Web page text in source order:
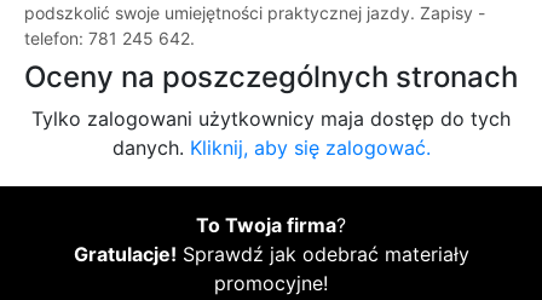
podszkolić swoje umiejętności praktycznej jazdy. Zapisy -
telefon: 781 245 642.
Oceny na poszczególnych stronach
Tylko zalogowani użytkownicy maja dostęp do tych
danych. Kliknij, aby się zalogować.
To Twoja firma?
Gratulacje! Sprawdź jak odebrać materiały
promocyjne!